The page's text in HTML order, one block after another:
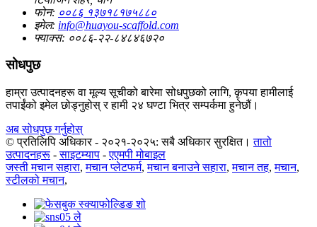
फोन: ००८६ १३७१८१७५८८०
इमेल: info@huayou-scaffold.com
फ्याक्स: ००८६-२२-८४८४६७२०
सोधपुछ
हाम्रा उत्पादनहरू वा मूल्य सूचीको बारेमा सोधपुछको लागि, कृपया हामीलाई
तपाईंको इमेल छोड्नुहोस् र हामी २४ घण्टा भित्र सम्पर्कमा हुनेछौं।
अब सोधपुछ गर्नुहोस्
© प्रतिलिपि अधिकार - २०२१-२०२५: सबै अधिकार सुरक्षित। तातो
उत्पादनहरू -साइटम्याप -एएमपी मोबाइल
जस्ती मचान सहारा,मचान प्लेटफर्म,मचान बनाउने सहारा,मचान तह,मचान,
स्टीलको मचान,